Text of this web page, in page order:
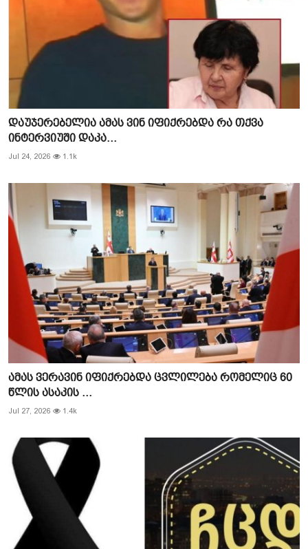
დაუჯერებელია ამას ვინ იფიქრებდა რა თქვა
ინტერვიუში დაკა...
Jul 24, 2026 1.1k
ამას ვერავინ იფიქრებდა ცვლილება რომელიც 60
წლის ასაკის ...
Jul 27, 2026 1.4k